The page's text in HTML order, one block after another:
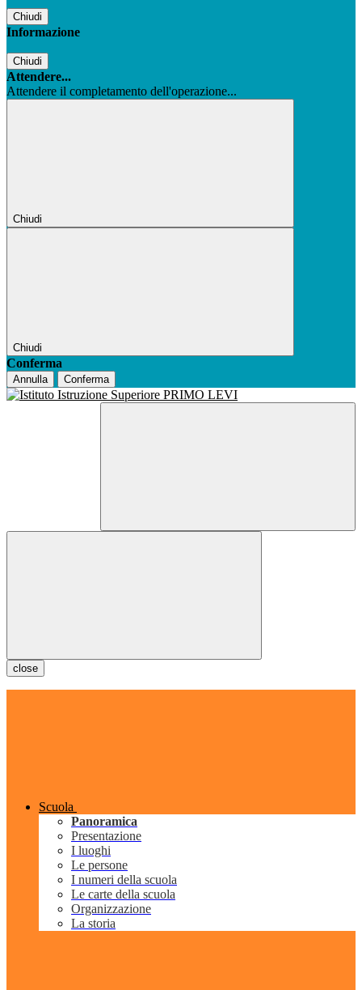
Chiudi
Informazione
Chiudi
Attendere...
Attendere il completamento dell'operazione...
Chiudi
Chiudi
Conferma
Annulla Conferma
close
Scuola
Panoramica
Presentazione
I luoghi
Le persone
I numeri della scuola
Le carte della scuola
Organizzazione
La storia